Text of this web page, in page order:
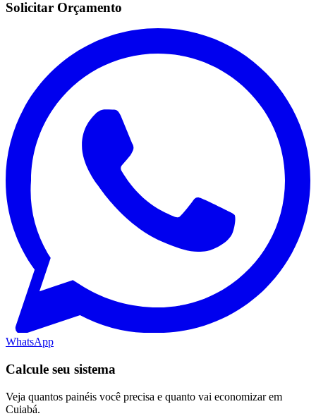
Solicitar Orçamento
WhatsApp
Calcule seu sistema
Veja quantos painéis você precisa e quanto vai economizar em
Cuiabá.